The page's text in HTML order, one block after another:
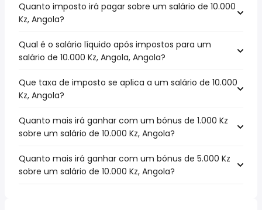
Quanto imposto irá pagar sobre um salário de 10.000
Kz, Angola?
Qual é o salário líquido após impostos para um
salário de 10.000 Kz, Angola, Angola?
Que taxa de imposto se aplica a um salário de 10.000
Kz, Angola?
Quanto mais irá ganhar com um bónus de 1.000 Kz
sobre um salário de 10.000 Kz, Angola?
Quanto mais irá ganhar com um bónus de 5.000 Kz
sobre um salário de 10.000 Kz, Angola?